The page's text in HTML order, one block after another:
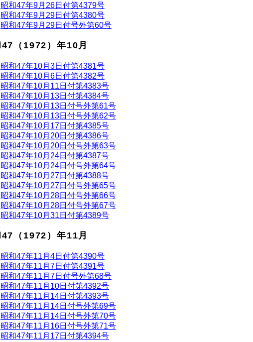
昭和47年9月26日付第4379号
昭和47年9月29日付第4380号
昭和47年9月29日付号外第60号
（1972）年10月
昭和47年10月3日付第4381号
昭和47年10月6日付第4382号
昭和47年10月11日付第4383号
昭和47年10月13日付第4384号
昭和47年10月13日付号外第61号
昭和47年10月13日付号外第62号
昭和47年10月17日付第4385号
昭和47年10月20日付第4386号
昭和47年10月20日付号外第63号
昭和47年10月24日付第4387号
昭和47年10月24日付号外第64号
昭和47年10月27日付第4388号
昭和47年10月27日付号外第65号
昭和47年10月28日付号外第66号
昭和47年10月28日付号外第67号
昭和47年10月31日付第4389号
（1972）年11月
昭和47年11月4日付第4390号
昭和47年11月7日付第4391号
昭和47年11月7日付号外第68号
昭和47年11月10日付第4392号
昭和47年11月14日付第4393号
昭和47年11月14日付号外第69号
昭和47年11月14日付号外第70号
昭和47年11月16日付号外第71号
昭和47年11月17日付第4394号